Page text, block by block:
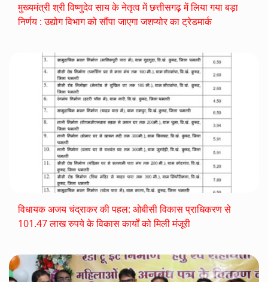
मुख्यमंत्री श्री विष्णुदेव साय के नेतृत्व में छत्तीसगढ़ में लिया गया बड़ा
निर्णय : उद्योग विभाग को सौंपा जाएगा जशप्योर का ट्रेडमार्क
विधायक अजय चंद्राकर की पहल: ओबीसी विकास प्राधिकरण से
101.47 लाख रुपये के विकास कार्यों को मिली मंजूरी